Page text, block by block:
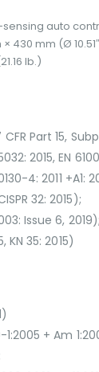
sensing auto
430 mm (Ø
lb.)
Part 15,
2015, EN
4: 2011 +A1:
32: 2015);
Issue 6, 2019);
KN 35: 2015)
+ Am